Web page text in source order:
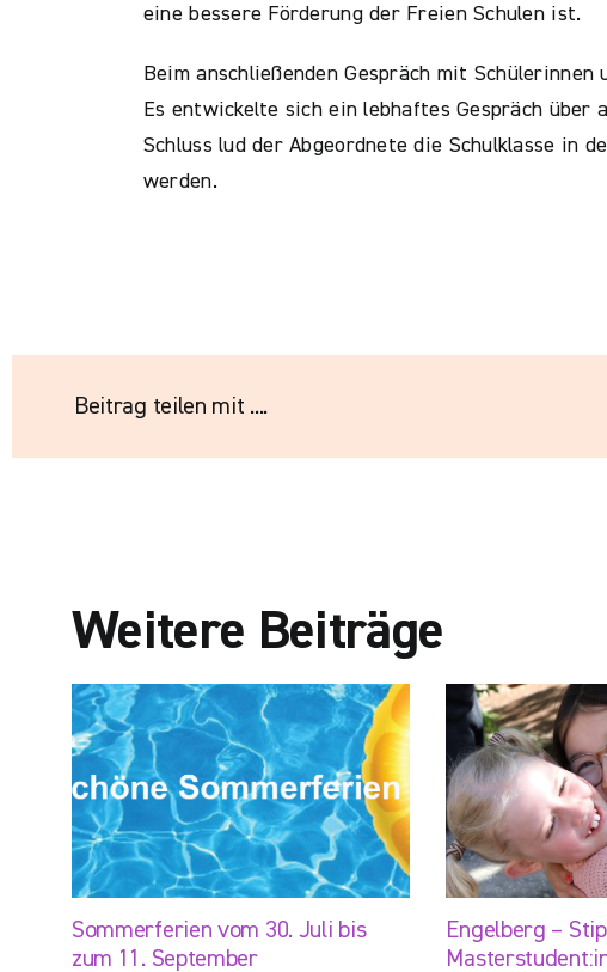
eine bessere Förderung der Freien Schulen ist.
Beim anschließenden Gespräch mit
Es entwickelte sich ein lebhaftes Gespräch über
Schluss lud der Abgeordnete die Schulklasse in
werden.
Beitrag teilen mit ....
Weitere Beiträge
Sommerferien vom 30. Juli bis
zum 11. September
Engelberg –